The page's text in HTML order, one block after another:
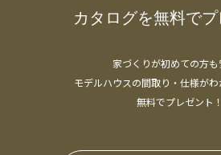
カタログを無料で
家づくりが初めての方も
モデルハウスの間取り・仕様が
無料でプレゼント！